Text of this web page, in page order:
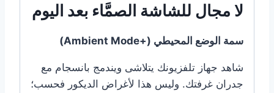
لا مجال للشاشة الصمَّاء بعد اليوم
سمة الوضع المحيطي (+Ambient Mode)
شاهد جهاز تلفزيونك يتلاشى ويندمج بانسجام مع
جدران غرفتك. وليس هذا لأغراض الديكور فحسب؛